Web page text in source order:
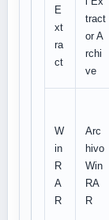
E
xt
ra
ct
tract
or A
rchi
ve
W
in
R
A
R
Arc
hivo
Win
RA
R